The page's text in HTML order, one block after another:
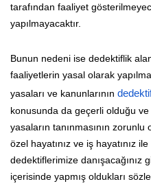
tarafından faaliyet
yapılmayacaktır.
Bunun nedeni ise dedektiflik
faaliyetlerin yasal olarak
yasaları ve kanunlarının
konusunda da geçerli olduğu
yasaların tanınmasının
özel hayatınız ve iş hayatınız
dedektiflerimize danışacağınız
içerisinde yapmış oldukları